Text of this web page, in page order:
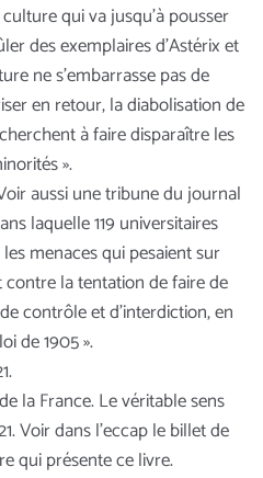
qui va jusqu’à pousser
des exemplaires d’Astérix et
ne s’embarrasse pas de
en retour, la diabolisation de
à faire disparaître les
».
aussi une tribune du journal
laquelle 119 universitaires
menaces qui pesaient sur
contre la tentation de faire de
contrôle et d’interdiction, en
de 1905 ».
la France. Le véritable sens
Voir dans l’eccap le billet de
qui présente ce livre.